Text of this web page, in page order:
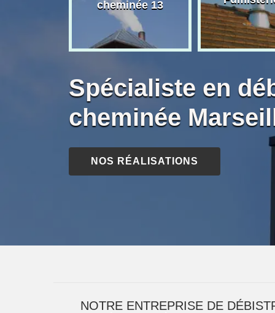
cheminée 13
Spécialiste en
cheminée
NOS RÉALISATIONS
NOTRE ENTREPRISE DE